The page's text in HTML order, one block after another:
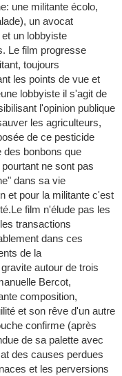
une militante écolo,
un avocat
un lobbyiste
Le film progresse
toujours
les points de vue et
lobbyiste il s'agit de
l'opinion publique
les agriculteurs,
de ce pesticide
des bonbons que
ne sont pas
dans sa vie
et pour la militante c'est
film n'élude pas les
transactions
dans ces
de la
autour de trois
Bercot,
composition,
et son rêve d'un autre
confirme (après
de sa palette avec
des causes perdues
et les perversions